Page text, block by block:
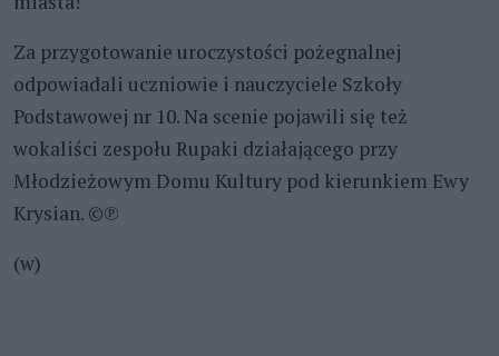
Za przygotowanie uroczystości pożegnalnej
odpowiadali uczniowie i nauczyciele Szkoły
Podstawowej nr 10. Na scenie pojawili się też
wokaliści zespołu Rupaki działającego przy
Młodzieżowym Domu Kultury pod kierunkiem Ewy
Krysian. ©℗
(w)